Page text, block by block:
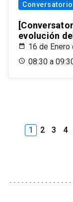
Conversatorio
evolución
16 de Enero
08:30 a
1 2 3 4